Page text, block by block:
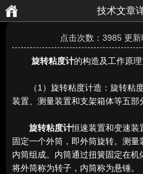
技术文章
点击次数：3985 更
旋转粘度计的构造及工作原
（1）旋转粘度计造：旋转粘度
装置、测量装置和支架箱体等五部
旋转粘度计恒速装置和变速装
固定一个外筒，即外筒旋转。测
内筒组成。内筒通过扭簧固定在
将外筒称为转子，内筒称为悬锤。